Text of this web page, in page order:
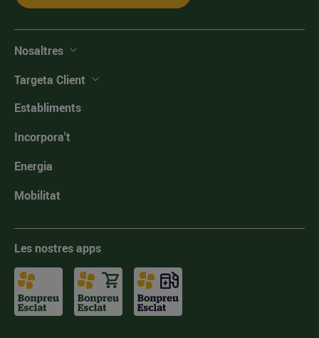
Nosaltres
Targeta Client
Establiments
Incorpora't
Energia
Mobilitat
Les nostres apps